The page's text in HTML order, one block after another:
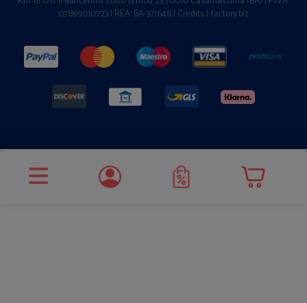
07869010723 | REA: BA-371648 | Credits I-factory.biz